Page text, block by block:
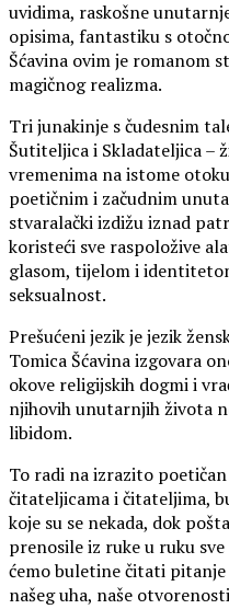
uvidima, raskošne
opisima, fantastiku s
Šćavina ovim je romanom
magičnog realizma.
Tri junakinje s čudesnim
Šutiteljica i Skladateljica –
vremenima na istome
poetičnim i začudnim
stvaralački izdižu iznad
koristeći sve raspoložive
glasom, tijelom i
seksualnost.
Prešućeni jezik je jezik
Tomica Šćavina izgovara
okove religijskih dogmi i
njihovih unutarnjih života
libidom.
To radi na izrazito
čitateljicama i čitateljima,
koje su se nekada, dok
prenosile iz ruke u ruku
ćemo buletine čitati
našeg uha, naše